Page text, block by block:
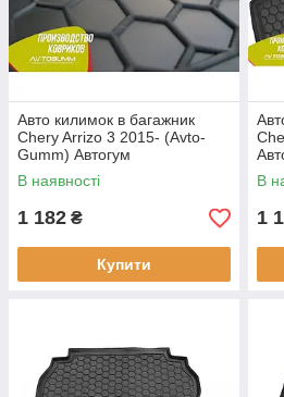
Авто килимок в багажник
Chery Arrizo 3 2015- (Avto-
Gumm) Автогум
В наявності
1 182 ₴
Купити
В
1